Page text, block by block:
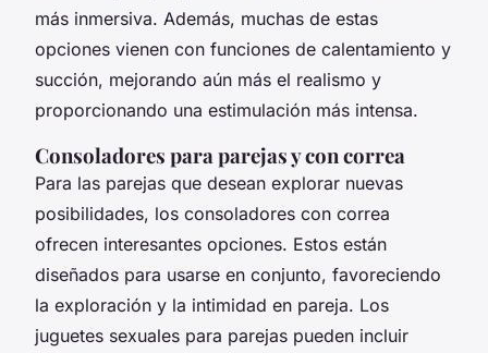
más inmersiva. Además, muchas de estas
opciones vienen con funciones de calentamiento y
succión, mejorando aún más el realismo y
proporcionando una estimulación más intensa.
Consoladores para parejas y con correa
Para las parejas que desean explorar nuevas
posibilidades, los consoladores con correa
ofrecen interesantes opciones. Estos están
diseñados para usarse en conjunto, favoreciendo
la exploración y la intimidad en pareja. Los
juguetes sexuales para parejas pueden incluir